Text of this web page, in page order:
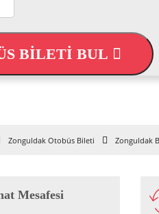
BİLETİ BUL
Zonguldak Otobüs Bileti Zonguldak
Mesafesi